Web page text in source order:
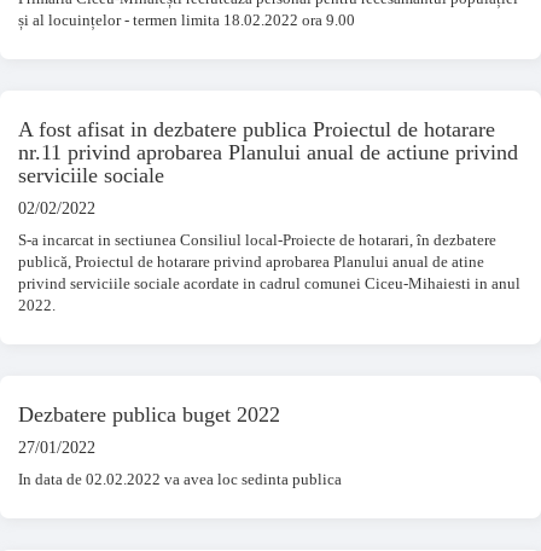
și al locuințelor - termen limita 18.02.2022 ora 9.00
A fost afisat in dezbatere publica Proiectul de hotarare
nr.11 privind aprobarea Planului anual de actiune privind
serviciile sociale
02/02/2022
S-a incarcat in sectiunea Consiliul local-Proiecte de hotarari, în dezbatere
publică, Proiectul de hotarare privind aprobarea Planului anual de atine
privind serviciile sociale acordate in cadrul comunei Ciceu-Mihaiesti in anul
2022.
Dezbatere publica buget 2022
27/01/2022
In data de 02.02.2022 va avea loc sedinta publica